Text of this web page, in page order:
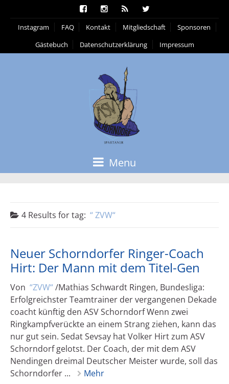
Instagram FAQ Kontakt Mitgliedschaft
Sponsoren
Gästebuch
Datenschutzerklärung Impressum
Menu
4 Results fortag: ZVW
Neuer Schorndorfer Ringer-Coach
Hirt: Der Mann mit dem Titel-Gen
Von ZVW /Mathias Schwardt Ringen, Bundesliga:
Erfolgreichster Teamtrainer der vergangenen Dekade
coacht künftig den ASV Schorndorf Wenn zwei
Ringkampfverückte an einem Strang ziehen, kann das
nur gut sein. Sedat Sevsay hat Volker Hirt zum ASV
Schorndorf gelotst. Der Coach, der mit dem ASV
Nendingen dreimal Deutscher Meister wurde, soll das
Schorndorfer ...
Mehr